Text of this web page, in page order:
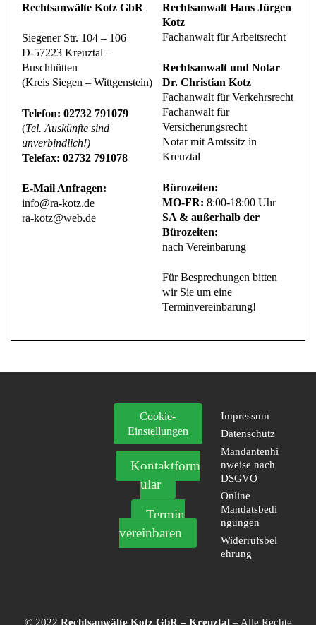
Rechtsanwälte Kotz GbR
Siegener Str. 104 – 106
D-57223 Kreuztal –
Buschhütten
(Kreis Siegen – Wittgenstein)
Telefon: 02732 791079
(Tel. Auskünfte sind
unverbindlich!)
Telefax: 02732 791078
E-Mail Anfragen:
info@ra-kotz.de
ra-kotz@web.de
Rechtsanwalt Hans Jürgen
Kotz
Fachanwalt für Arbeitsrecht
Rechtsanwalt und Notar
Dr. Christian Kotz
Fachanwalt für Verkehrsrecht
Fachanwalt für
Versicherungsrecht
Notar mit Amtssitz in
Kreuztal
Bürozeiten:
MO-FR:8:00-18:00 Uhr
SA & außerhalb der
Bürozeiten:
nach Vereinbarung
Für Besprechungen bitten
wir Sie um eine
Terminvereinbarung!
Cookie-
Einstellungen
Kontaktform
ular
Termin
vereinbaren
Impressum
Datenschutz
Mandantenhi
nweise nach
DSGVO
Online
Mandatsbedi
ngungen
Widerrufsbel
ehrung
© 2022 Rechtsanwälte Kotz GbR – Kreuztal– Alle Rechte